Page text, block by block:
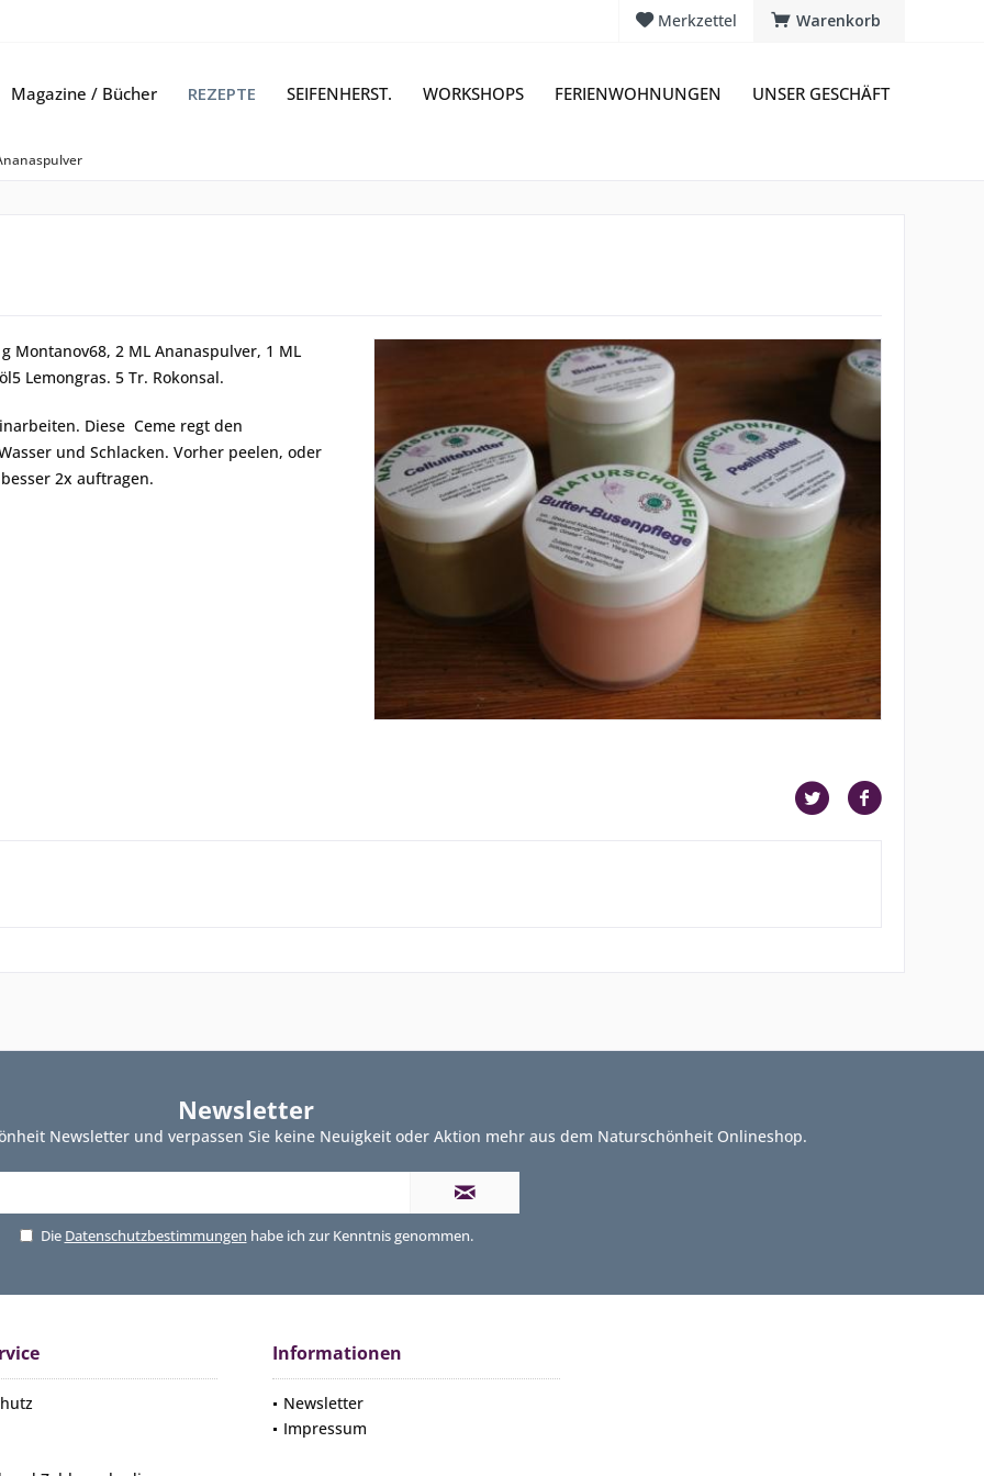
Warenkorb
Merkzettel
Magazine / Bücher REZEPTE SEIFENHERST. WORKSHOPS FERIENWOHNUNGEN UNSER GESCHÄFT
Montanov68, 2 ML Ananaspulver, 1 ML
Lemongras. 5 Tr. Rokonsal.
Diese Ceme regt den
und Schlacken. Vorher peelen, oder
2x auftragen.
Newsletter
Newsletter und verpassen Sie keine Neuigkeit oder Aktion mehr aus dem Naturschönheit Onlineshop.
Die Datenschutzbestimmungen habe ich zur Kenntnis genommen.
Informationen
Newsletter
Impressum